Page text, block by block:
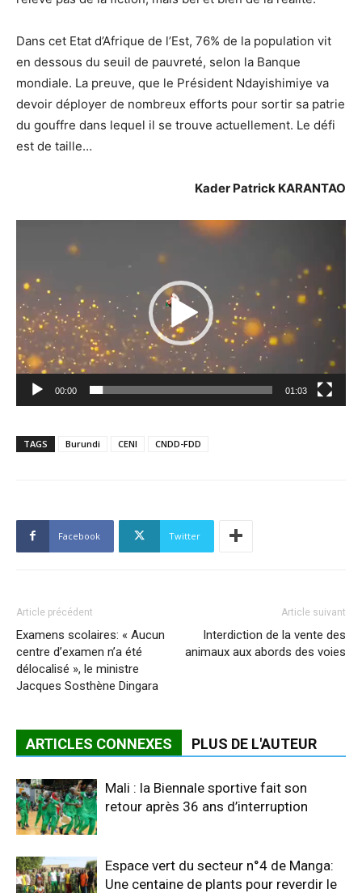
Dans cet Etat d’Afrique de l’Est, 76% de la population vit
en dessous du seuil de pauvreté, selon la Banque
mondiale. La preuve, que le Président Ndayishimiye va
devoir déployer de nombreux efforts pour sortir sa patrie
du gouffre dans lequel il se trouve actuellement. Le défi
est de taille…
Kader Patrick KARANTAO
Lecteur
00:00 01:03
TAGS Burundi CENI CNDD-FDD
Facebook Twitter
Article précédent
Examens scolaires: « Aucun
centre d’examen n’a été
délocalisé », le ministre
Jacques Sosthène Dingara
Article suivant
Interdiction de la vente des
animaux aux abords des voies
ARTICLES CONNEXES PLUS DE L'AUTEUR
Mali : la Biennale sportive fait son
retour après 36 ans d’interruption
Espace vert du secteur n°4 de Manga:
Une centaine de plants pour reverdir le